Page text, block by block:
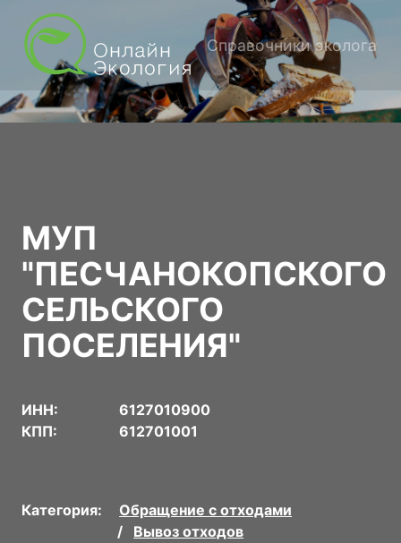
Справочники эколога
МУП
"ПЕСЧАНОКОПСКОГО
СЕЛЬСКОГО
ПОСЕЛЕНИЯ"
ИНН:
6127010900
КПП:
612701001
Категория:
Обращение с отходами
Вывоз отходов